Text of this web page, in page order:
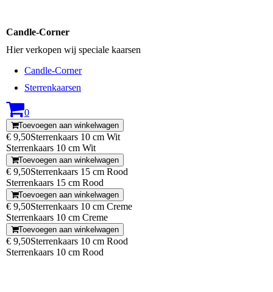
Candle-Corner
Hier verkopen wij speciale kaarsen
Candle-Corner
Sterrenkaarsen
0
Toevoegen aan winkelwagen
€ 9,50Sterrenkaars 10 cm Wit
Sterrenkaars 10 cm Wit
Toevoegen aan winkelwagen
€ 9,50Sterrenkaars 15 cm Rood
Sterrenkaars 15 cm Rood
Toevoegen aan winkelwagen
€ 9,50Sterrenkaars 10 cm Creme
Sterrenkaars 10 cm Creme
Toevoegen aan winkelwagen
€ 9,50Sterrenkaars 10 cm Rood
Sterrenkaars 10 cm Rood